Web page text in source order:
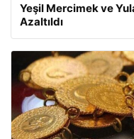
Yeşil Mercimek ve
Azaltıldı